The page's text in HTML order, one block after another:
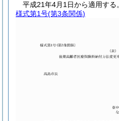
平成21年4月1日から適用する。
様式第1号(第3条関係)